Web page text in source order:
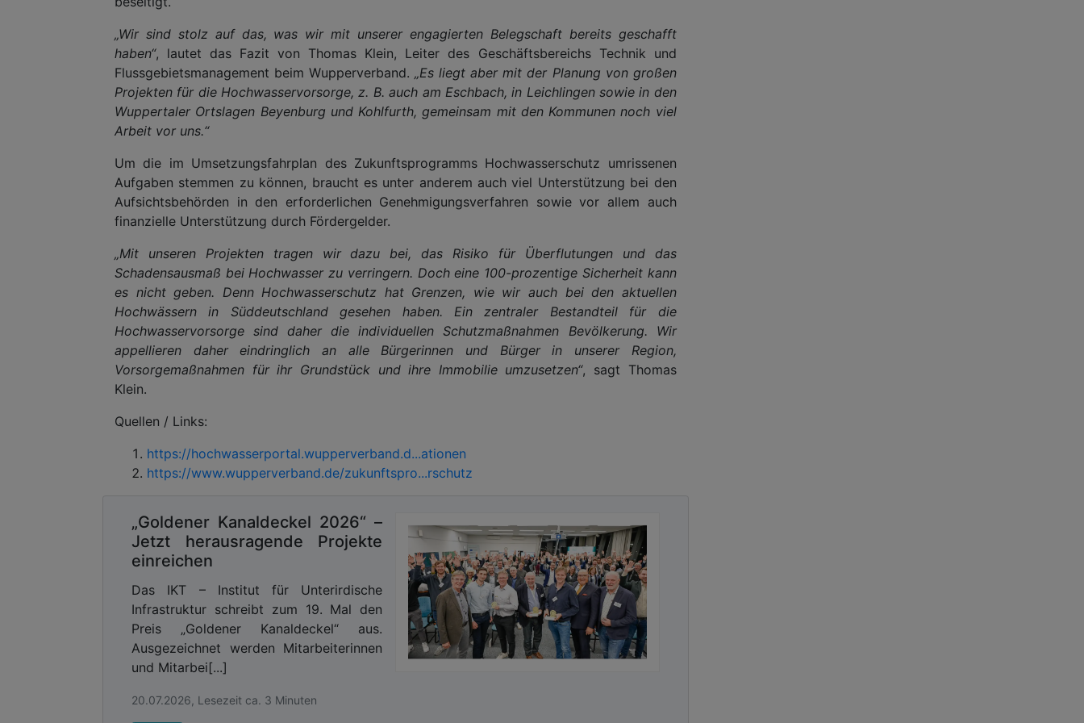
„Wir sind stolz auf das, was wir mit unserer engagierten Belegschaft bereits geschafft
haben“, lautet das Fazit von Thomas Klein, Leiter des Geschäftsbereichs Technik und
Flussgebietsmanagement beim Wupperverband. „Es liegt aber mit der Planung von großen
Projekten für die Hochwasservorsorge, z. B. auch am Eschbach, in Leichlingen sowie in den
Wuppertaler Ortslagen Beyenburg und Kohlfurth, gemeinsam mit den Kommunen noch viel
Arbeit vor uns.“
Um die im Umsetzungsfahrplan des Zukunftsprogramms Hochwasserschutz umrissenen
Aufgaben stemmen zu können, braucht es unter anderem auch viel Unterstützung bei den
Aufsichtsbehörden in den erforderlichen Genehmigungsverfahren sowie vor allem auch
finanzielle Unterstützung durch Fördergelder.
„Mit unseren Projekten tragen wir dazu bei, das Risiko für Überflutungen und das
Schadensausmaß bei Hochwasser zu verringern. Doch eine 100-prozentige Sicherheit kann
es nicht geben. Denn Hochwasserschutz hat Grenzen, wie wir auch bei den aktuellen
Hochwässern in Süddeutschland gesehen haben. Ein zentraler Bestandteil für die
Hochwasservorsorge sind daher die individuellen Schutzmaßnahmen Bevölkerung. Wir
appellieren daher eindringlich an alle Bürgerinnen und Bürger in unserer Region,
Vorsorgemaßnahmen für ihr Grundstück und ihre Immobilie umzusetzen“, sagt Thomas
Klein.
Quellen / Links:
https://hochwasserportal.wupperverband.d...ationen
https://www.wupperverband.de/zukunftspro...rschutz
„Goldener Kanaldeckel 2026“ –
Jetzt herausragende Projekte
einreichen
Das IKT – Institut für Unterirdische
Infrastruktur schreibt zum 19. Mal den
Preis „Goldener Kanaldeckel“ aus.
Ausgezeichnet werden Mitarbeiterinnen
und Mitarbei[...]
20.07.2026, Lesezeit ca. 3 Minuten